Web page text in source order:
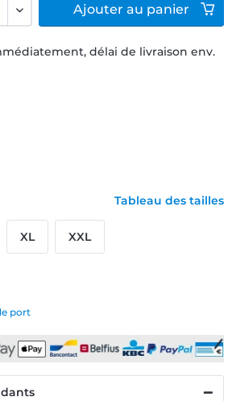
port
délai de livraison env.
Tableau des tailles
XL XXL
Ajouter au panier